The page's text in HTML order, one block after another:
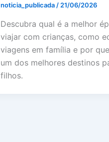
noticia_publicada/21/06/2026
Descubra qual é a melhor
viajar com crianças, como
viagens em família e por
um dos melhores destinos
filhos.